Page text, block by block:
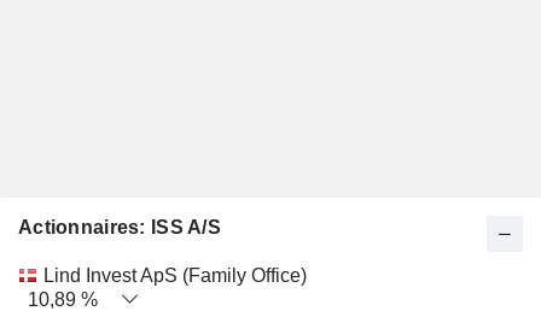
Actionnaires: ISS A/S
Nom Actions % Valorisation
Lind Invest ApS (Family Office)
10,89 %